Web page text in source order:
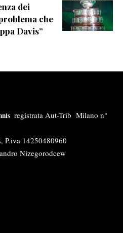
dei
che
Davis”
registrata Aut-Trib Milano n°
, P.iva 14250480960
Nizegorodcew